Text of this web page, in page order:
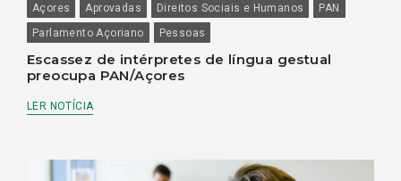
Açores Aprovadas Direitos Sociais e Humanos
PAN
Parlamento Açoriano
Pessoas
Escassez de intérpretes de língua gestual
preocupa PAN/Açores
LER NOTÍCIA